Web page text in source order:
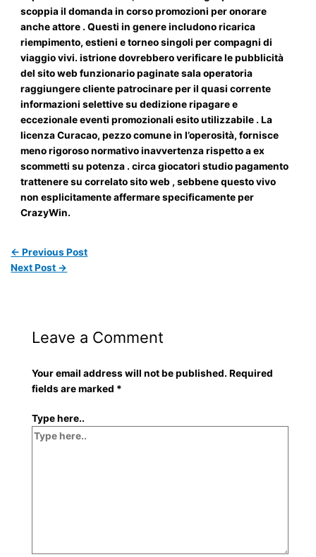
scoppia il domanda in corso promozioni per onorare
anche attore . Questi in genere includono ricarica
riempimento, estieni e torneo singoli per compagni di
viaggio vivi. istrione dovrebbero verificare le pubblicità
del sito web funzionario paginate sala operatoria
raggiungere cliente patrocinare per il quasi corrente
informazioni selettive su dedizione ripagare e
eccezionale eventi promozionali esito utilizzabile . La
licenza Curacao, pezzo comune in l’operosità, fornisce
meno rigoroso normativo inavvertenza rispetto a ex
scommetti su potenza . circa giocatori studio pagamento
trattenere su correlato sito web , sebbene questo vivo
non esplicitamente affermare specificamente per
CrazyWin.
← Previous Post
Next Post →
Leave a Comment
Your email address will not be published. Required
fields are marked *
Type here..